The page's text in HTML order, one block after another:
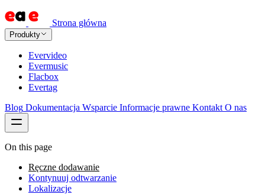
Strona główna
Produkty
Evervideo
Evermusic
Flacbox
Evertag
Blog Dokumentacja Wsparcie Informacje prawne Kontakt O nas
On this page
Ręczne dodawanie
Kontynuuj odtwarzanie
Lokalizacje